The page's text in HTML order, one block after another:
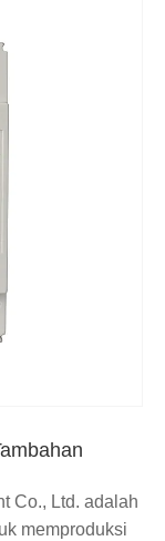
Co., Ltd. adalah
memproduksi